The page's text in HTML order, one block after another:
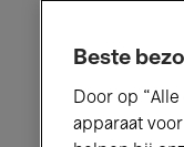
Beste
Door op
apparaat